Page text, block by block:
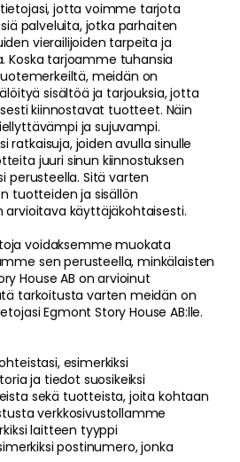
jotta voimme tarjota
palveluita, jotka parhaiten
vierailijoiden tarpeita ja
Koska tarjoamme tuhansia
meidän on
sisältöä ja tarjouksia, jotta
kiinnostavat tuotteet. Näin
ja sujuvampi.
ratkaisuja, joiden avulla sinulle
juuri sinun kiinnostuksen
perusteella. Sitä varten
tuotteiden ja sisällön
käyttäjäkohtaisesti.
voidaksemme muokata
sen perusteella, minkälaisten
House AB on arvioinut
tarkoitusta varten meidän on
Egmont Story House AB:lle.
esimerkiksi
ja tiedot suosikeiksi
sekä tuotteista, joita kohtaan
verkkosivustollamme
laitteen tyyppi
postinumero, jonka